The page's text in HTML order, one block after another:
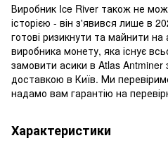
Виробник Ice River також не
історією - він з'явився лише в
готові ризикнути та майнити на
виробника монету, яка існує
замовити асики в Atlas
доставкою в Київ. Ми
надамо вам гарантію на
Характеристики